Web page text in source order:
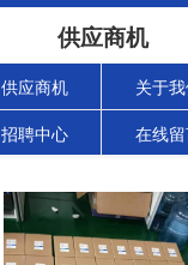
供应商机
供应商机 关于
招聘中心 在线